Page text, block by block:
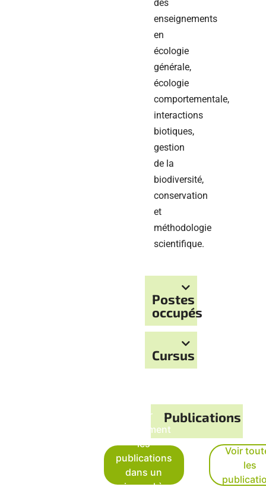
des
enseignements
en
écologie
générale,
écologie
comportementale,
interactions
biotiques,
gestion
de la
biodiversité,
conservation
et
méthodologie
scientifique.
Postes
occupés
Cursus
Publications
Voir
uniquement
les
publications
dans un
journal à
Voir
les